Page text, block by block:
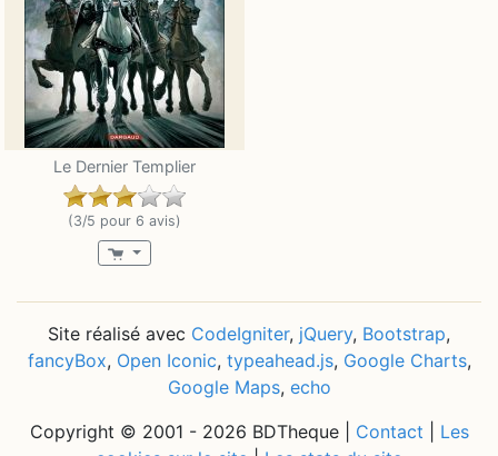
Le Dernier Templier
(3/5 pour 6 avis)
Site réalisé avec CodeIgniter, jQuery, Bootstrap,
fancyBox, Open Iconic, typeahead.js, Google Charts,
Google Maps, echo
Copyright © 2001 - 2026 BDTheque | Contact
Les